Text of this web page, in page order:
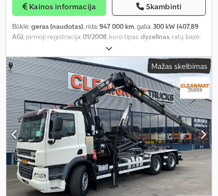
Kainos informacija Skambinti
Būklė:geras (naudotas), rida:947 000 km, galia: 300 kW (407,89
AG), pirmoji registracija:01/2008, kuro tipas:dyzelinas, ratų bazė:
, vairuotojo kabina:
pavaros tipas:mechaninis, pavarų skaičius:16, emisijos klasė:Euro
5, leistina ašies apkrova (ašis 1):9 000 kg, leistina ašies apkrova
(ašis 2):9 000 kg, leistina ašies apkrova (ašis 3):11 500 kg
, Gamybos
metai:2008, Įranga:ABS, elektrinis langų reguliavimas, oro
kondicionavimas, priešrūkiniai žibintai,
Mažas skelbimas